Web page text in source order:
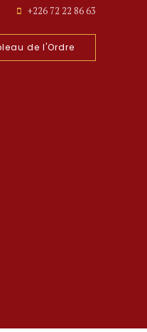
+226 72 22 86 63
de l'Ordre